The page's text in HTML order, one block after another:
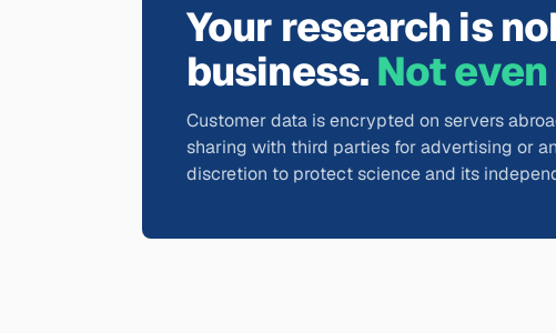
Your research is
business.Not
Customer data is encrypted on servers
sharing with third parties for advertising or
discretion to protect science and its